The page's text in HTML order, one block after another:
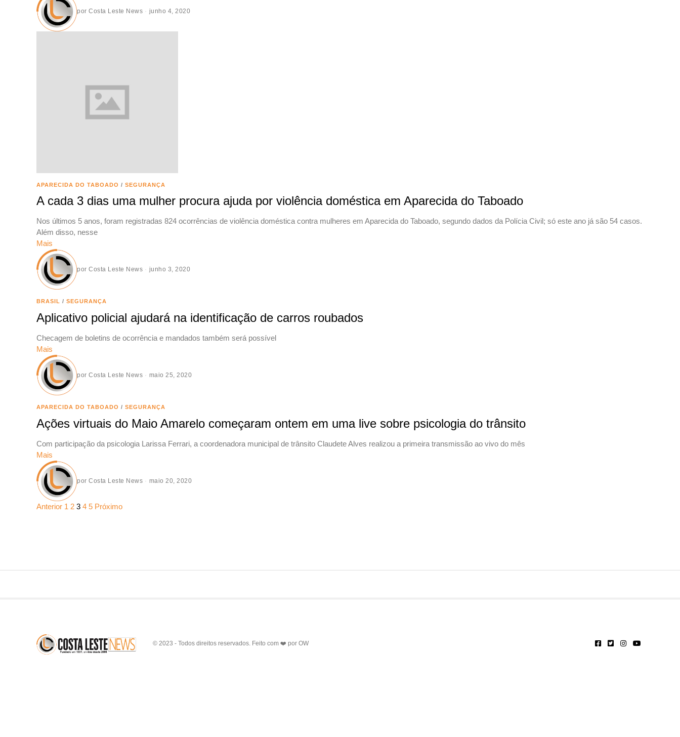
por Costa Leste News junho 4, 2020
APARECIDA DO TABOADO / SEGURANÇA
A cada 3 dias uma mulher procura ajuda por violência doméstica em Aparecida do Taboado
Nos últimos 5 anos, foram registradas 824 ocorrências de violência doméstica contra mulheres em Aparecida do Taboado, segundo dados da Polícia Civil; só este ano já são 54 casos.
Além disso, nesse
Mais
por Costa Leste News junho 3, 2020
BRASIL / SEGURANÇA
Aplicativo policial ajudará na identificação de carros roubados
Checagem de boletins de ocorrência e mandados também será possível
Mais
por Costa Leste News maio 25, 2020
APARECIDA DO TABOADO / SEGURANÇA
Ações virtuais do Maio Amarelo começaram ontem em uma live sobre psicologia do trânsito
Com participação da psicologia Larissa Ferrari, a coordenadora municipal de trânsito Claudete Alves realizou a primeira transmissão ao vivo do mês
Mais
por Costa Leste News maio 20, 2020
Anterior 1 2 3 4 5 Próximo
© 2023 - Todos direitos reservados. Feito com ❤️ por OW